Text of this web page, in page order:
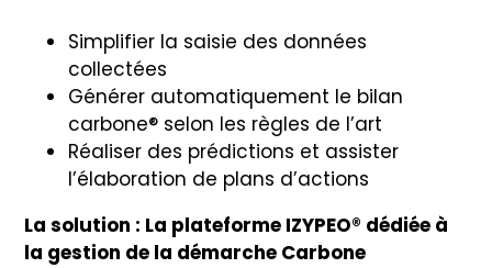
Simplifier la saisie des données
collectées
Générer automatiquement le bilan
carbone® selon les règles de l’art
Réaliser des prédictions et assister
l’élaboration de plans d’actions
La solution : La plateforme IZYPEO® dédiée à
la gestion de la démarche Carbone